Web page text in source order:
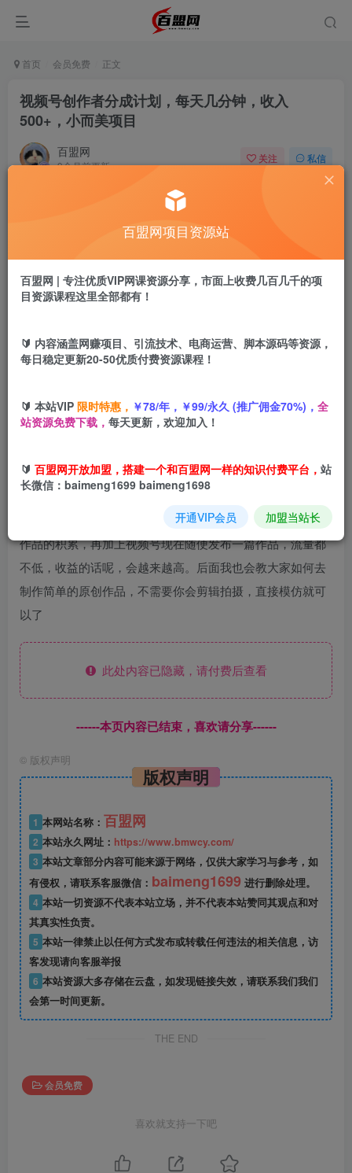
首页 会员免费 正文
视频号创作者分成计划，每天几分钟，收入
500+，小而美项目
百盟网
9个月前更新
关注 私信
盟币9.9
立即购买
这个创造者创造原创的内容，会在评论区那匹配相应的广
告。只要你发原创的内容匹配广告就有一定的收益。现在很
多人呢，一个一天视频可能就几百块钱上千的收益了。随着
作品的积累，再加上视频号现在随便发布一篇作品，流量都
不低，收益的话呢，会越来越高。后面我也会教大家如何去
制作简单的原创作品，不需要你会剪辑拍摄，直接模仿就可
以了
此处内容已隐藏，请付费后查看
------本页内容已结束，喜欢请分享------
© 版权声明
版权声明
1 本网站名称： 百盟网
2 本站永久网址： https://www.bmwcy.com/
3 本站文章部分内容可能来源于网络，仅供大家学习与参考，如
有侵权，请联系客服微信： baimeng1699 进行删除处理。
4 本站一切资源不代表本站立场，并不代表本站赞同其观点和对
其真实性负责。
5 本站一律禁止以任何方式发布或转载任何违法的相关信息，访
客发现请向客服举报
6 本站资源大多存储在云盘，如发现链接失效，请联系我们我们
会第一时间更新。
THE END
会员免费
喜欢就支持一下吧
百盟网项目资源站
百盟网 | 专注优质VIP网课资源分享，市面上收费几百几千的项
目资源课程这里全部都有！
🔰 内容涵盖网赚项目、引流技术、电商运营、脚本源码等资源，
每日稳定更新20-50优质付费资源课程！
🔰 本站VIP 限时特惠， ￥78/年，￥99/永久 (推广佣金70%)， 全
站资源免费下载， 每天更新，欢迎加入！
🔰 百盟网开放加盟，搭建一个和百盟网一样的知识付费平台， 站
长微信：baimeng1699 baimeng1698
开通VIP会员 加盟当站长